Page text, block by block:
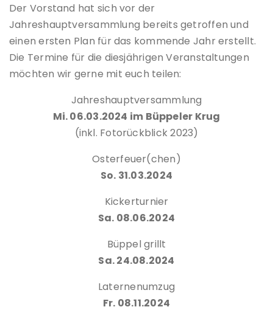
Der Vorstand hat sich vor der
Jahreshauptversammlung bereits getroffen und
einen ersten Plan für das kommende Jahr erstellt.
Die Termine für die diesjährigen Veranstaltungen
möchten wir gerne mit euch teilen:
Jahreshauptversammlung
Mi. 06.03.2024 im Büppeler Krug
(inkl. Fotorückblick 2023)
Osterfeuer(chen)
So. 31.03.2024
Kickerturnier
Sa. 08.06.2024
Büppel grillt
Sa. 24.08.2024
Laternenumzug
Fr. 08.11.2024